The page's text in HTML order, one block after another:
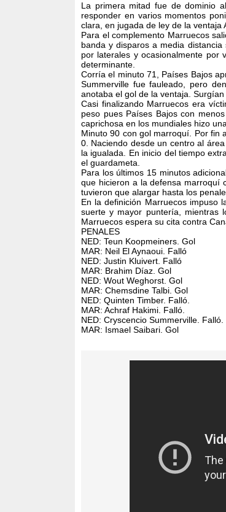
La primera mitad fue de dominio
responder en varios momentos
clara, en jugada de ley de la ventaja
Para el complemento Marruecos
banda y disparos a media
por laterales y ocasionalmente
determinante.
Corría el minuto 71, Países Bajos
Summerville fue fauleado, pero
anotaba el gol de la ventaja.
Casi finalizando Marruecos era
peso pues Países Bajos con
caprichosa en los mundiales hizo
Minuto 90 con gol marroquí. Por fin
0. Naciendo desde un centro al
la igualada. En inicio del tiempo
el guardameta.
Para los últimos 15 minutos
que hicieron a la defensa marroquí
tuvieron que alargar hasta los
En la definición Marruecos impuso
suerte y mayor puntería, mientras
Marruecos espera su cita contra
PENALES
NED: Teun Koopmeiners. Gol
MAR: Neil El Aynaoui. Falló
NED: Justin Kluivert. Falló
MAR: Brahim Díaz. Gol
NED: Wout Weghorst. Gol
MAR: Chemsdine Talbi. Gol
NED: Quinten Timber. Falló.
MAR: Achraf Hakimi. Falló.
NED: Cryscencio Summerville. Falló.
MAR: Ismael Saibari. Gol